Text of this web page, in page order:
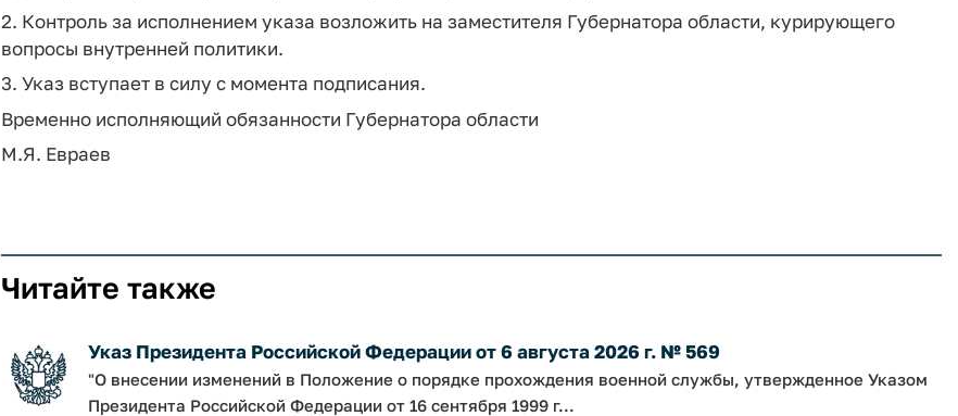
2. Контроль за исполнением указа возложить на заместителя Губернатора области, курирующего
вопросы внутренней политики.
3. Указ вступает в силу с момента подписания.
Временно исполняющий обязанности Губернатора области
М.Я. Евраев
Читайте также
Указ Президента Российской Федерации от 6 августа 2026 г. № 569
"О внесении изменений в Положение о порядке прохождения военной службы, утвержденное Указом
Президента Российской Федерации от 16 сентября 1999 г...